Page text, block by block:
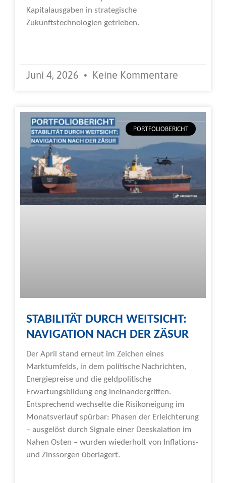
Kapitalausgaben in strategische
Zukunftstechnologien getrieben.
Juni 4, 2026 Keine Kommentare
PORTFOLIOBERICHT
STABILITÄT DURCH WEITSICHT:
NAVIGATION NACH DER ZÄSUR
Der April stand erneut im Zeichen eines
Marktumfelds, in dem politische Nachrichten,
Energiepreise und die geldpolitische
Erwartungsbildung eng ineinandergriffen.
Entsprechend wechselte die Risikoneigung im
Monatsverlauf spürbar: Phasen der Erleichterung
– ausgelöst durch Signale einer Deeskalation im
Nahen Osten – wurden wiederholt von Inflations-
und Zinssorgen überlagert.